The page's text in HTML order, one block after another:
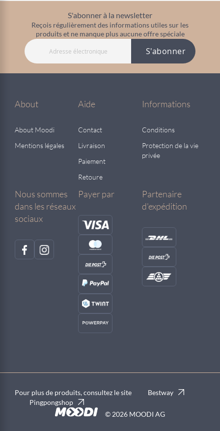
S'abonner à la newsletter
Reçois régulièrement des informations utiles sur les
produits et ne manque plus aucune offre spéciale
S'abonner
About
About Moodi
Mentions légales
Aide
Contact
Livraison
Paiement
Retoure
Informations
Conditions
Protection de la vie
privée
Nous sommes
dans les réseaux
sociaux
Payer par
Partenaire
d'expédition
© 2026 MOODI AG
Pour plus de produits, consultez le site
Bestway
Pingpongshop